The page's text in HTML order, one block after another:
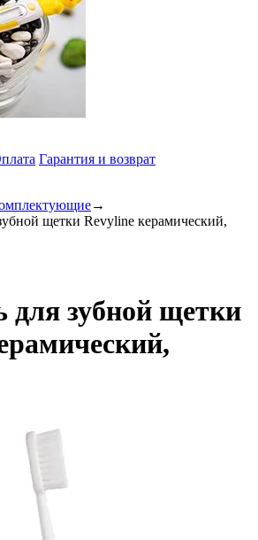
Гарантия и возврат
→
щетки Revyline керамический,
для зубной щетки